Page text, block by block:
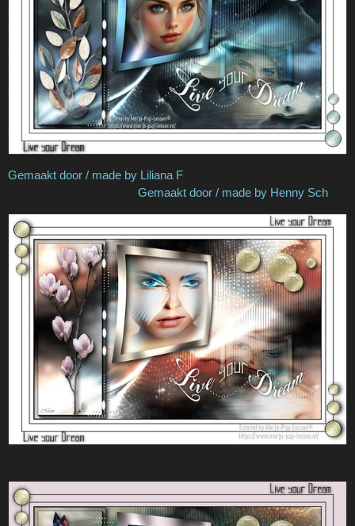
Gemaakt door / made by Liliana F
Gemaakt door / made by Henny Sch